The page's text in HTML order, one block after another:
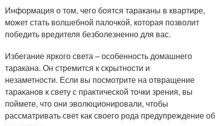
Информация о том, чего боятся тараканы в квартире,
может стать волшебной палочкой, которая позволит
победить вредителя безболезненно для вас.
Избегание яркого света – особенность домашнего
таракана. Он стремится к скрытности и
незаметности. Если вы посмотрите на отвращение
тараканов к свету с практической точки зрения, вы
поймете, что они эволюционировали, чтобы
рассматривать свет как своего рода предупреждение об